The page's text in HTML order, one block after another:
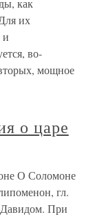
как
их
и
во-
мощное
о царе
О Соломоне
гл.
Давидом. При